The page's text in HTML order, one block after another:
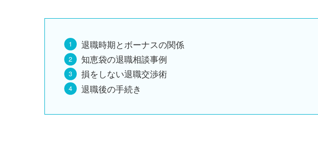
退職時期とボーナスの関係
知恵袋の退職相談事例
損をしない退職交渉術
退職後の手続き